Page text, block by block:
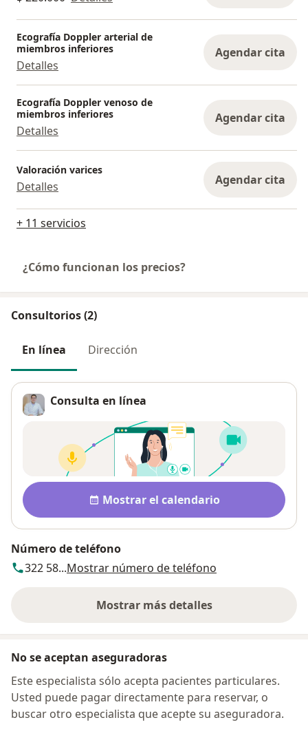
Ecografía Doppler arterial de
miembros inferiores
Detalles
Agendar cita
Ecografía Doppler venoso de
miembros inferiores
Detalles
Agendar cita
Valoración varices
Detalles Agendar cita
+ 11 servicios
¿Cómo funcionan los precios?
Consultorios (2)
En línea Dirección
Consulta en línea
Disponibilidad
Mostrar el calendario
Número de teléfono
322 58...Mostrar número de teléfono
Mostrar más detalles
sobre la dirección
No se aceptan aseguradoras
Este especialista sólo acepta pacientes particulares.
Usted puede pagar directamente para reservar, o
buscar otro especialista que acepte su aseguradora.